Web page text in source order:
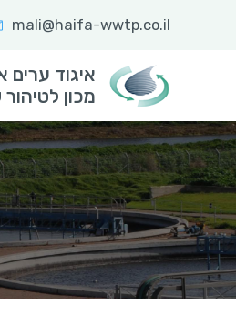
חפש:
mali@haifa-wwtp.co.il
איגוד ערים
מכון